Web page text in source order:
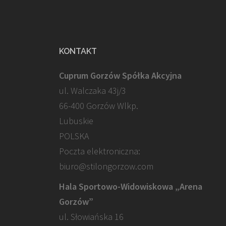
KONTAKT
Cuprum Gorzów Spółka Akcyjna
ul. Walczaka 43j/3
66-400 Gorzów Wlkp.
Lubuskie
POLSKA
Poczta elektroniczna:
biuro@stilongorzow.com
Hala Sportowo-Widowiskowa „Arena
Gorzów”
ul. Słowiańska 16